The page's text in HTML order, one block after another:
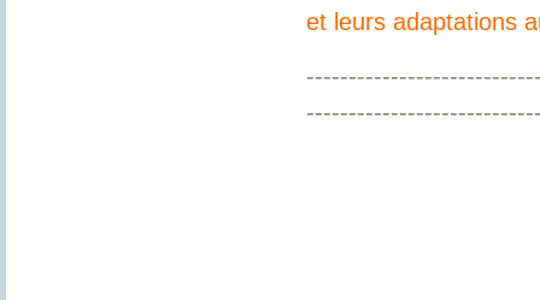
et leurs adaptations